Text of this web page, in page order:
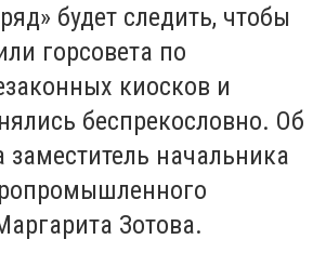
будет следить, чтобы
горсовета по
киосков и
беспрекословно. Об
начальника
Зотова.